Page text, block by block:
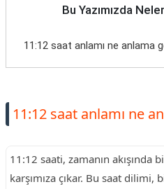
Bu Yazımızda
11:12 saat anlamı ne anlama
11:12 saat anlamı ne
11:12 saati, zamanın akışında
karşımıza çıkar. Bu saat